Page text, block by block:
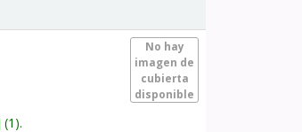
No hay
imagen de
cubierta
disponible
(1).